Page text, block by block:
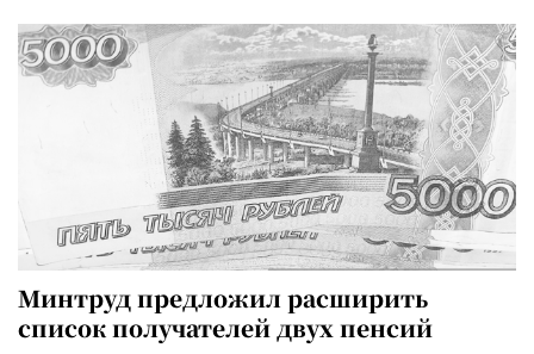
Минтруд предложил расширить
список получателей двух пенсий